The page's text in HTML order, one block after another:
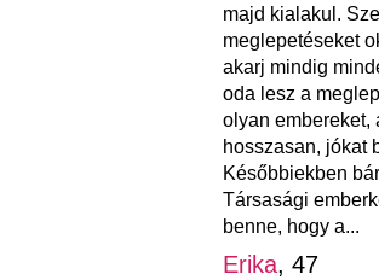
majd kialakul.
meglepetéseket
akarj mindig
oda lesz a
olyan embereket,
hosszasan, jókat
Későbbiekben
Társasági
benne, hogy a...
Erika, 47